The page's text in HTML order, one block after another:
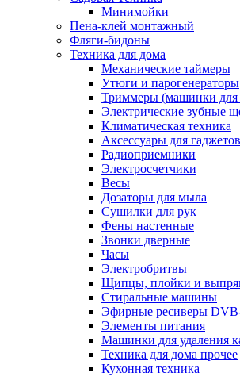
Минимойки
Пена-клей монтажный
Фляги-бидоны
Техника для дома
Механические таймеры
Утюги и парогенераторы
Триммеры (машинки для
Электрические зубные
Климатическая техника
Аксессуары для гаджетов
Радиоприемники
Электросчетчики
Весы
Дозаторы для мыла
Сушилки для рук
Фены настенные
Звонки дверные
Часы
Электробритвы
Щипцы, плойки и
Стиральные машины
Эфирные ресиверы
Элементы питания
Машинки для удаления
Техника для дома прочее
Кухонная техника